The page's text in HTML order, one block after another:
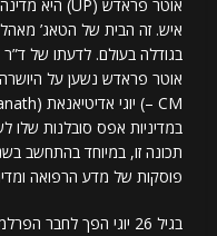
איש. זה הבית של הטאג’
בגודלה בעולם. לדעתו של
במדיניות אפס סובלנות שלו
תכונה זו, במיוחד בהתחשב
פוסקות של מדע הרפואה
בגיל 26 יוגי הפך לחבר